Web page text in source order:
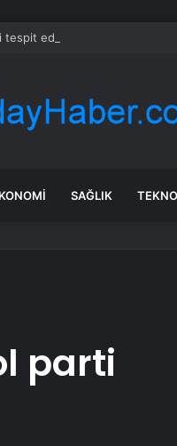
tespit edildi! 5 yaban keçisi için
SAĞLIK
parti